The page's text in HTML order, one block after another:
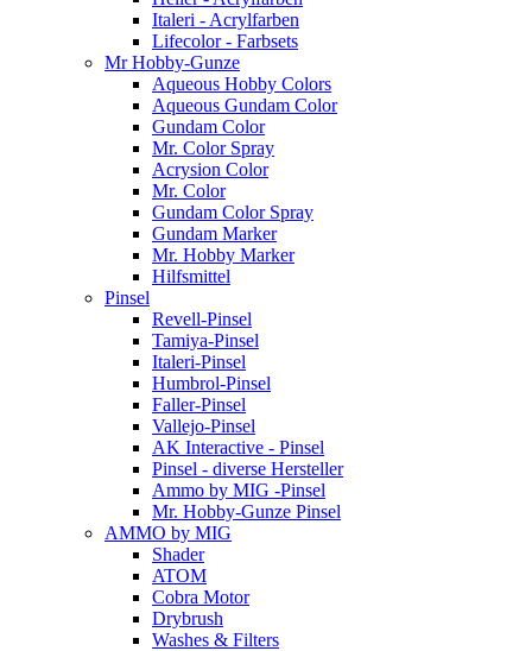
Italeri - Acrylfarben
Lifecolor - Farbsets
Mr Hobby-Gunze
Aqueous Hobby Colors
Aqueous Gundam Color
Gundam Color
Mr. Color Spray
Acrysion Color
Mr. Color
Gundam Color Spray
Gundam Marker
Mr. Hobby Marker
Hilfsmittel
Pinsel
Revell-Pinsel
Tamiya-Pinsel
Italeri-Pinsel
Humbrol-Pinsel
Faller-Pinsel
Vallejo-Pinsel
AK Interactive - Pinsel
Pinsel - diverse Hersteller
Ammo by MIG -Pinsel
Mr. Hobby-Gunze Pinsel
AMMO by MIG
Shader
ATOM
Cobra Motor
Drybrush
Washes & Filters